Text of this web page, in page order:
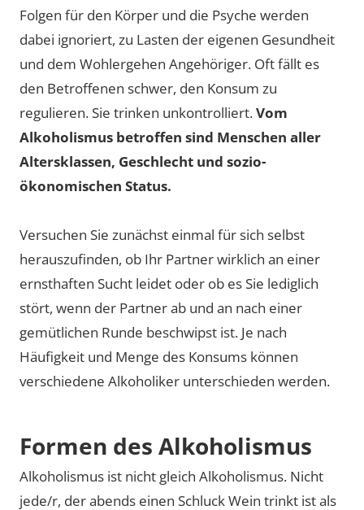
Folgen für den Körper und die Psyche werden
dabei ignoriert, zu Lasten der eigenen Gesundheit
und dem Wohlergehen Angehöriger. Oft fällt es
den Betroffenen schwer, den Konsum zu
regulieren. Sie trinken unkontrolliert.Vom
Alkoholismus betroffen sind Menschen aller
Altersklassen, Geschlecht und sozio-
ökonomischen Status.
Versuchen Sie zunächst einmal für sich selbst
herauszufinden, ob Ihr Partner wirklich an einer
ernsthaften Sucht leidet oder ob es Sie lediglich
stört, wenn der Partner ab und an nach einer
gemütlichen Runde beschwipst ist. Je nach
Häufigkeit und Menge des Konsums können
verschiedene Alkoholiker unterschieden werden.
Formen des Alkoholismus
Alkoholismus ist nicht gleich Alkoholismus. Nicht
jede/r, der abends einen Schluck Wein trinkt ist als